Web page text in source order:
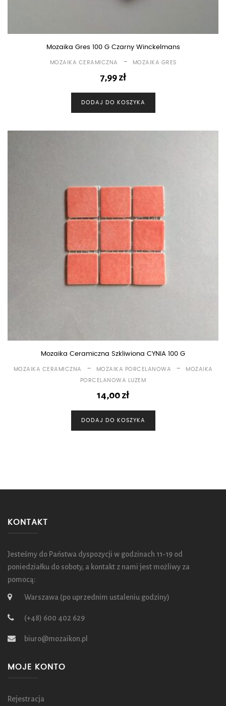
Mozaika Gres 100 G Czarny Winckelmans
MOZAIKA CERAMICZNA - MOZAIKA GRES
7,99zł
DODAJ DO KOSZYKA
Mozaika Ceramiczna Szkliwiona CYNIA 100 G
MOZAIKA CERAMICZNA - MOZAIKA PORCELANOWA -
MOZAIKA
PORCELANOWA LUZEM
14,00zł
DODAJ DO KOSZYKA
KONTAKT
Jesteśmy do Państwa dyspozycji w godzinach 11-19 od
poniedziałku do soboty, a kontakt z nami jest możliwy za
pomocą:
Warszawa (po uprzednim ustaleniu godziny)
(+48) 600 402 629
biuro@mozaikon.pl
MOJE KONTO
Rejestracja